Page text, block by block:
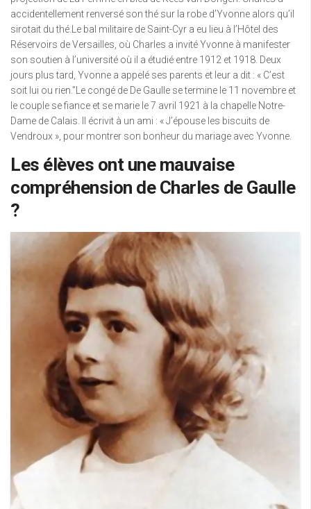
accidentellement renversé son thé sur la robe d’Yvonne alors qu’il
sirotait du thé.Le bal militaire de Saint-Cyr a eu lieu à l’Hôtel des
Réservoirs de Versailles, où Charles a invité Yvonne à manifester
son soutien à l’université où il a étudié entre 1912 et 1918. Deux
jours plus tard, Yvonne a appelé ses parents et leur a dit : « C’est
soit lui ou rien.”Le congé de De Gaulle se termine le 11 novembre et
le couple se fiance et se marie le 7 avril 1921 à la chapelle Notre-
Dame de Calais. Il écrivit à un ami : « J’épouse les biscuits de
Vendroux », pour montrer son bonheur du mariage avec Yvonne.
Les élèves ont une mauvaise
compréhension de Charles de Gaulle
?